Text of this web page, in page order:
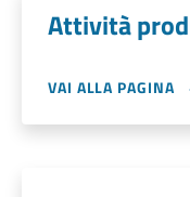
Attività
VAI ALLA PAGINA